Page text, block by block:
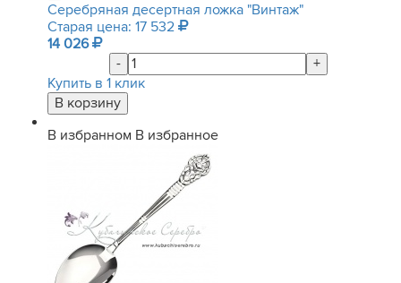
Серебряная десертная ложка "Винтаж"
Старая цена: 17 532
14 026
-
+
Купить в 1 клик
В избранном В избранное